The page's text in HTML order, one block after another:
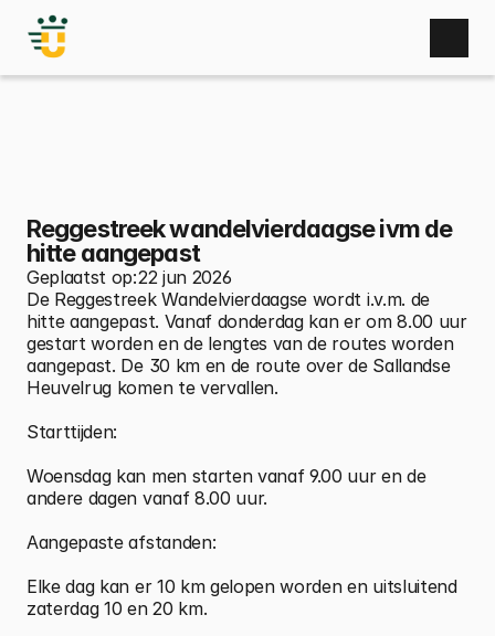
Home
Bestuur
Sponsoren
Fotoboek
Contact
Reggestreek wandelvierdaagse ivm de
hitte aangepast
Geplaatst op:22 jun 2026
De Reggestreek Wandelvierdaagse wordt i.v.m. de
hitte aangepast. Vanaf donderdag kan er om 8.00 uur
gestart worden en de lengtes van de routes worden
aangepast. De 30 km en de route over de Sallandse
Heuvelrug komen te vervallen.
Starttijden:
Woensdag kan men starten vanaf 9.00 uur en de
andere dagen vanaf 8.00 uur.
Aangepaste afstanden:
Elke dag kan er 10 km gelopen worden en uitsluitend
zaterdag 10 en 20 km.